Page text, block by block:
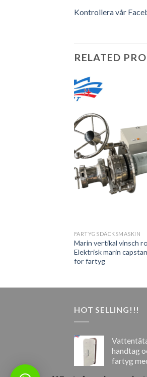
Kontrollera vår
RELATED
FARTYGSDÄCKSMASKIN
Marin vertikal vinsch
Elektrisk marin
för fartyg
HOT SELLING!!!
handtag
fartyg